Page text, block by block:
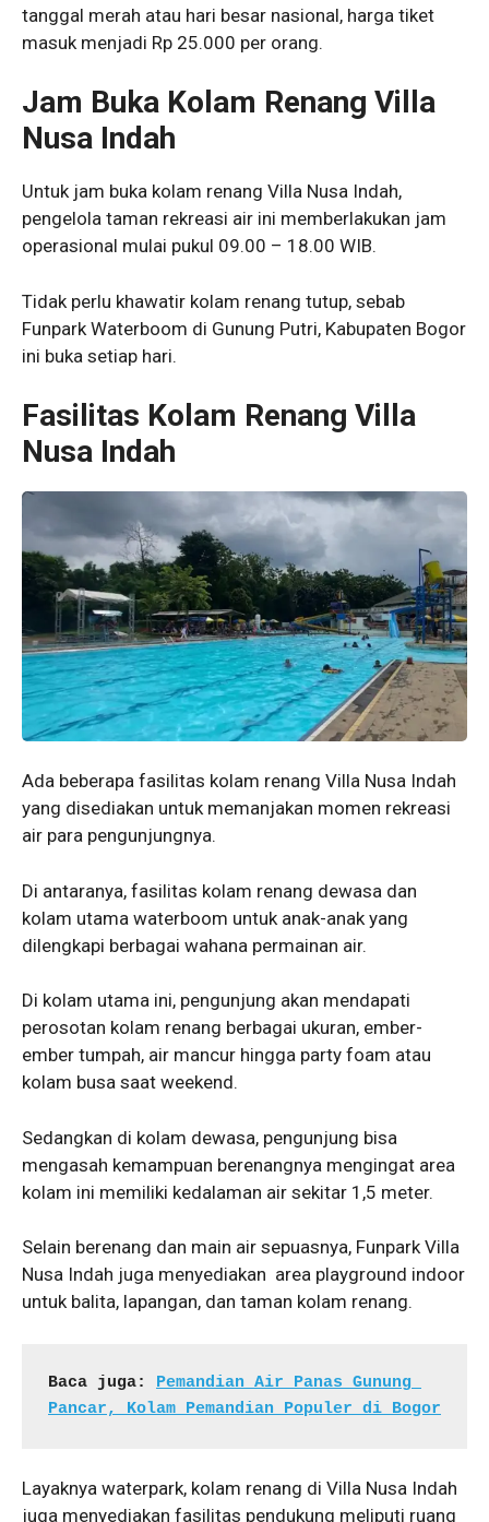
tanggal merah atau hari besar nasional, harga tiket
masuk menjadi Rp 25.000 per orang.
Jam Buka Kolam Renang Villa
Nusa Indah
Untuk jam buka kolam renang Villa Nusa Indah,
pengelola taman rekreasi air ini memberlakukan jam
operasional mulai pukul 09.00 – 18.00 WIB.
Tidak perlu khawatir kolam renang tutup, sebab
Funpark Waterboom di Gunung Putri, Kabupaten Bogor
ini buka setiap hari.
Fasilitas Kolam Renang Villa
Nusa Indah
Ada beberapa fasilitas kolam renang Villa Nusa Indah
yang disediakan untuk memanjakan momen rekreasi
air para pengunjungnya.
Di antaranya, fasilitas kolam renang dewasa dan
kolam utama waterboom untuk anak-anak yang
dilengkapi berbagai wahana permainan air.
Di kolam utama ini, pengunjung akan mendapati
perosotan kolam renang berbagai ukuran, ember-
ember tumpah, air mancur hingga party foam atau
kolam busa saat weekend.
Sedangkan di kolam dewasa, pengunjung bisa
mengasah kemampuan berenangnya mengingat area
kolam ini memiliki kedalaman air sekitar 1,5 meter.
Selain berenang dan main air sepuasnya, Funpark Villa
Nusa Indah juga menyediakan area playground indoor
untuk balita, lapangan, dan taman kolam renang.
Baca juga: Pemandian Air Panas Gunung
Pancar, Kolam Pemandian Populer di Bogor
Layaknya waterpark, kolam renang di Villa Nusa Indah
juga menyediakan fasilitas pendukung meliputi ruang